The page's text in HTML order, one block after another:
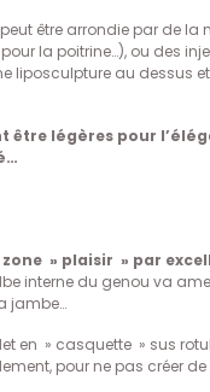
être arrondie par de la
la poitrine…), ou des
liposculpture au dessus
être légères pour
» plaisir » par
interne du genou va
jambe…
en » casquette » sus
pour ne pas créer de